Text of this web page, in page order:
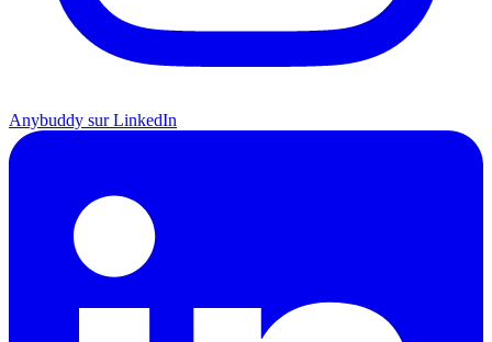
Anybuddy sur LinkedIn